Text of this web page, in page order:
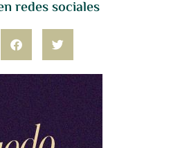
redes sociales